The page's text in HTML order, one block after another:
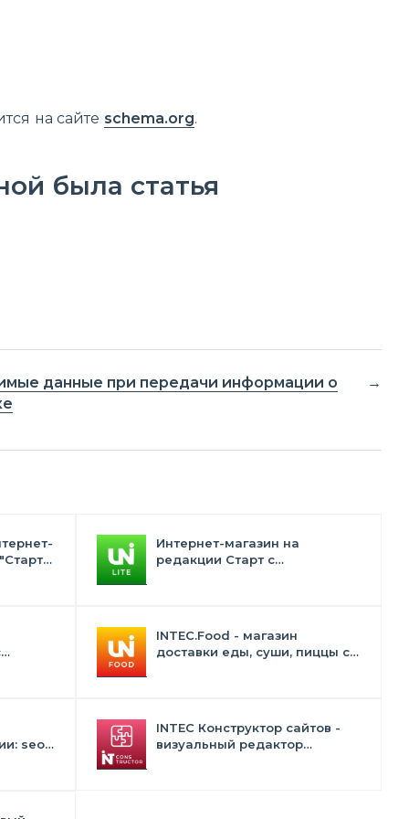
на сайте schema.org.
была статья
данные при передачи информации о
Интернет-магазин на
редакции Старт с
INTEC.Food - магазин
доставки еды, суши, пиццы с
seo -
INTEC Конструктор сайтов -
визуальный редактор